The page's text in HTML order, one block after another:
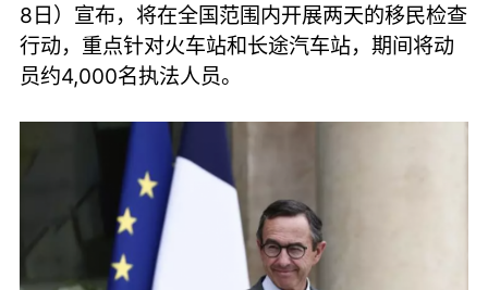
8日）宣布，将在全国范围内开展两天的移民检查
行动，重点针对火车站和长途汽车站，期间将动
员约4,000名执法人员。